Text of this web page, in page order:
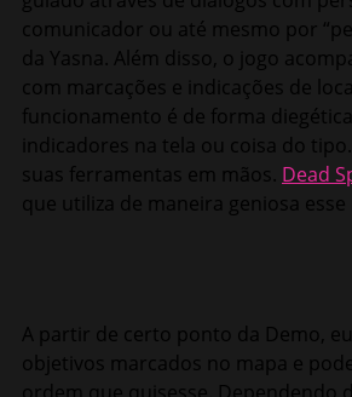
comunicador ou até mesmo por
da Yasna. Além disso, o jogo
com marcações e indicações de
funcionamento é de forma
indicadores na tela ou coisa do
suas ferramentas em mãos. Dead
que utiliza de maneira geniosa
A partir de certo ponto da Demo,
objetivos marcados no mapa e
ordem que quisesse. Dependendo